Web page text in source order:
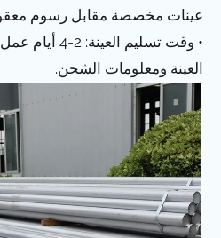
عينات مخصصة مقابل رسوم
• وقت تسليم
العينة ومعلومات الشحن.